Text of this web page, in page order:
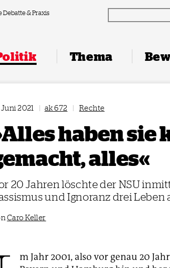
Debatte & Praxis
Thema
Juni 2021 | ak 672 | Rechte
haben sie
alles«
20 Jahren löschte der NSU
und Ignoranz drei Leben
Caro Keller
m Jahr 2001, also vor genau 20